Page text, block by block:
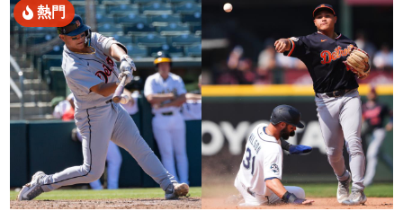
熱門